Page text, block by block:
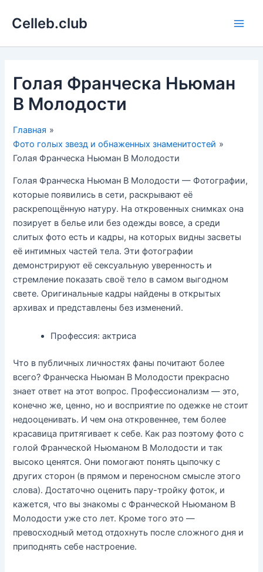
Celleb.club
Голая Франческа Ньюман
В Молодости
Главная
Фото голых звезд и обнаженных знаменитостей
Голая Франческа Ньюман В Молодости
Голая Франческа Ньюман В Молодости — Фотографии,
которые появились в сети, раскрывают её
раскрепощённую натуру. На откровенных снимках она
позирует в белье или без одежды вовсе, а среди
слитых фото есть и кадры, на которых видны засветы
её интимных частей тела. Эти фотографии
демонстрируют её сексуальную уверенность и
стремление показать своё тело в самом выгодном
свете. Оригинальные кадры найдены в открытых
архивах и представлены без изменений.
Профессия: актриса
Что в публичных личностях фаны почитают более
всего? Франческа Ньюман В Молодости прекрасно
знает ответ на этот вопрос. Профессионализм — это,
конечно же, ценно, но и восприятие по одежке не стоит
недооценивать. И чем она откровеннее, тем более
красавица притягивает к себе. Как раз поэтому фото с
голой Франческой Ньюманом В Молодости и так
высоко ценятся. Они помогают понять цыпочку с
других сторон (в прямом и переносном смысле этого
слова). Достаточно оценить пару-тройку фоток, и
кажется, что вы знакомы с Франческой Ньюманом В
Молодости уже сто лет. Кроме того это —
превосходный метод отдохнуть после сложного дня и
приподнять себе настроение.